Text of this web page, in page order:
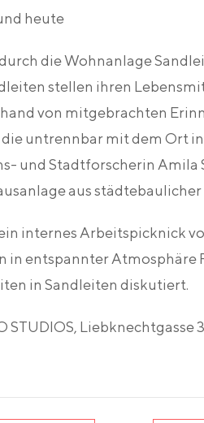
heute
die Wohnanlage
stellen ihren
von mitgebrachten
untrennbar mit dem Ort
und Stadtforscherin Amila
aus städtebaulicher
internes Arbeitspicknick
in entspannter Atmosphäre
in Sandleiten diskutiert.
Liebknechtgasse